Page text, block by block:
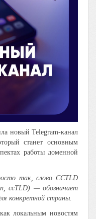
новый Telegram-канал
станет основным
работы доменной
так, слово CCTLD
ccTLD) — обозначает
конкретной страны.
локальным новостям